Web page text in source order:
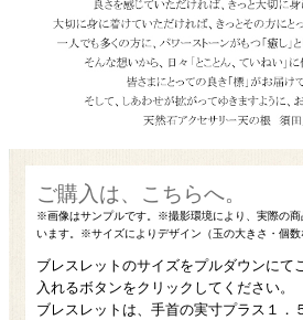
ブレスレットのサイズをプルダウンにて
入れるボタンをクリックしてください。
ブレスレットは、手首の実寸プラス１．